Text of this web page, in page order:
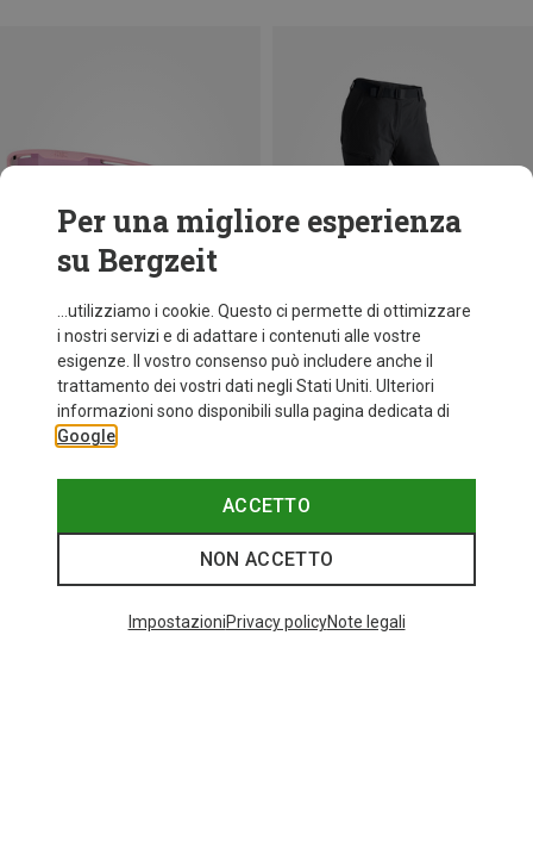
+10
fino a 34%
I più cercati
Per una migliore esperienza
su Bergzeit
...utilizziamo i cookie. Questo ci permette di ottimizzare
i nostri servizi e di adattare i contenuti alle vostre
esigenze. Il vostro consenso può includere anche il
trattamento dei vostri dati negli Stati Uniti. Ulteriori
informazioni sono disponibili sulla pagina dedicata di
Google
ACCETTO
NON ACCETTO
ImpostazioniPrivacy policyNote legali